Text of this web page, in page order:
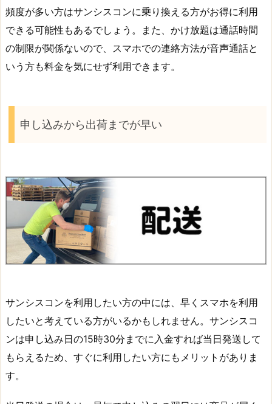
頻度が多い方はサンシスコンに乗り換える方がお得に利用
できる可能性もあるでしょう。また、かけ放題は通話時間
の制限が関係ないので、スマホでの連絡方法が音声通話と
いう方も料金を気にせず利用できます。
申し込みから出荷までが早い
サンシスコンを利用したい方の中には、早くスマホを利用
したいと考えている方がいるかもしれません。サンシスコ
ンは申し込み日の15時30分までに入金すれば当日発送して
もらえるため、すぐに利用したい方にもメリットがありま
す。